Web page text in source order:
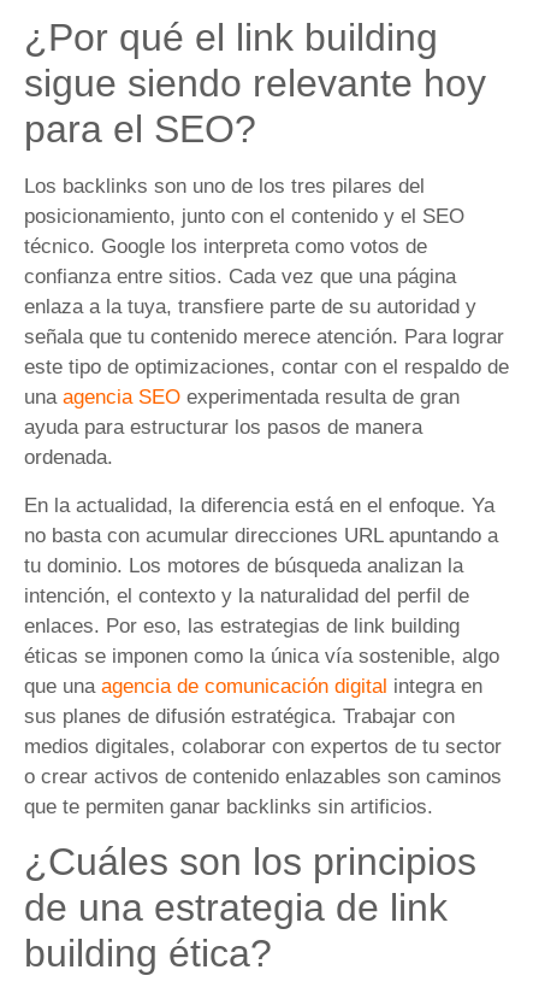
¿Por qué el link building
sigue siendo relevante hoy
para el SEO?
Los backlinks son uno de los tres pilares del
posicionamiento, junto con el contenido y el SEO
técnico. Google los interpreta como votos de
confianza entre sitios. Cada vez que una página
enlaza a la tuya, transfiere parte de su autoridad y
señala que tu contenido merece atención. Para lograr
este tipo de optimizaciones, contar con el respaldo de
una agencia SEO experimentada resulta de gran
ayuda para estructurar los pasos de manera
ordenada.
En la actualidad, la diferencia está en el enfoque. Ya
no basta con acumular direcciones URL apuntando a
tu dominio. Los motores de búsqueda analizan la
intención, el contexto y la naturalidad del perfil de
enlaces. Por eso, las estrategias de link building
éticas se imponen como la única vía sostenible, algo
que una agencia de comunicación digital integra en
sus planes de difusión estratégica. Trabajar con
medios digitales, colaborar con expertos de tu sector
o crear activos de contenido enlazables son caminos
que te permiten ganar backlinks sin artificios.
¿Cuáles son los principios
de una estrategia de link
building ética?